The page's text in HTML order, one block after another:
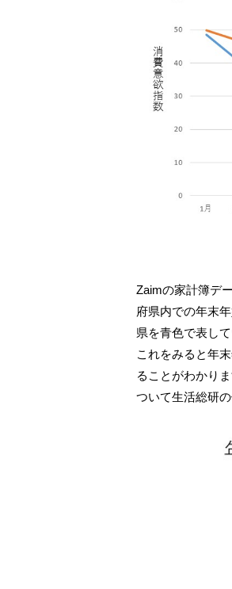
Zaimの家計簿デ
府県内での年末
県を青色で表して
これをみると年
ることがわかり
ついて生活総研